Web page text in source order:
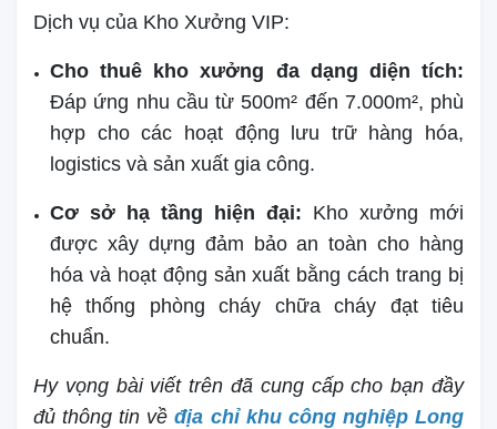
Dịch vụ của Kho Xưởng VIP:
Cho thuê kho xưởng đa dạng diện tích:
Đáp ứng nhu cầu từ 500m² đến 7.000m², phù
hợp cho các hoạt động lưu trữ hàng hóa,
logistics và sản xuất gia công.
Cơ sở hạ tầng hiện đại: Kho xưởng mới
được xây dựng đảm bảo an toàn cho hàng
hóa và hoạt động sản xuất bằng cách trang bị
hệ thống phòng cháy chữa cháy đạt tiêu
chuẩn.
Hy vọng bài viết trên đã cung cấp cho bạn đầy
đủ thông tin vềđịa chỉ khu công nghiệp Long